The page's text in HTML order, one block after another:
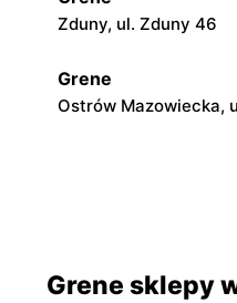
Zduny, ul. Zduny 46
Grene
Ostrów Mazowiecka,
Zambrów, ul.
Grene sklepy